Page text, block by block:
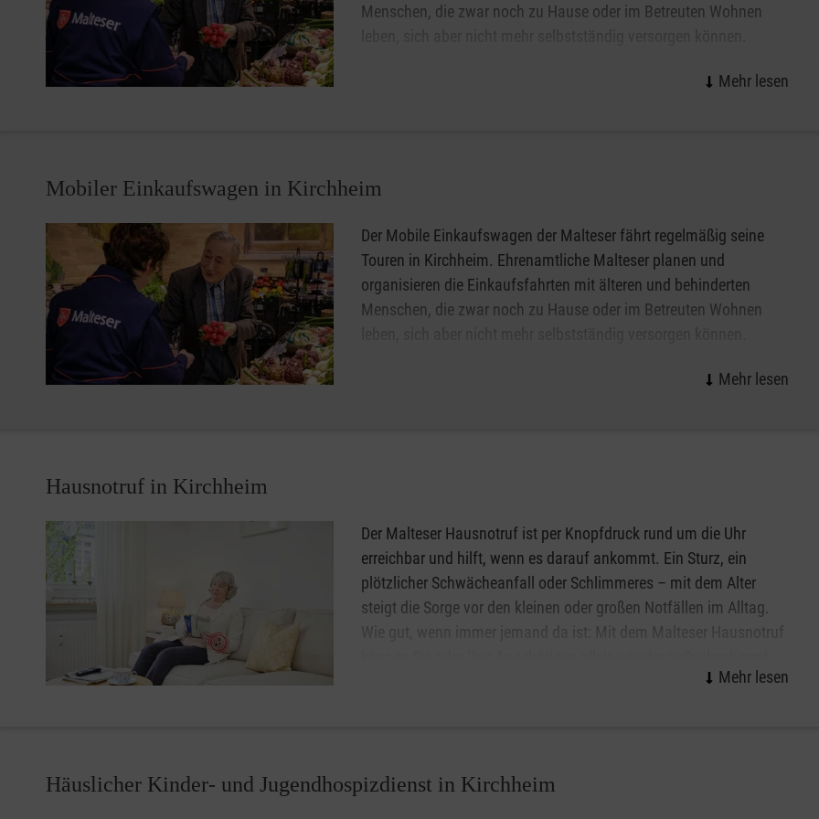
Akut Impfungen
Der Fahrdienst im Ärztlichen Bereitschaftsdienst (ÄBD)
besetzt mit Rettungshelfer-/Rettungssanitäter der Malteser und einem Arzt / einer Ärztin durchgeführt. Die
Menschen, die zwar noch zu Hause oder im Betreuten Wohnen
Der Mobile Einkaufswagen ermöglicht oder erleichtert auf ganz
Mobiler Einkaufswagen in Kirchheim
Der Mobile Einkaufswagen der Malteser fährt regelmäßig seine
Touren in Kirchheim. Ehrenamtliche Malteser planen und
organisieren die Einkaufsfahrten mit älteren und behinderten
Menschen, die zwar noch zu Hause oder im Betreuten Wohnen
Der Mobile Einkaufswagen ermöglicht oder erleichtert auf ganz
Hausnotruf in Kirchheim
Der Malteser Hausnotruf ist per Knopfdruck rund um die Uhr
erreichbar und hilft, wenn es darauf ankommt. Ein Sturz, ein
plötzlicher Schwächeanfall oder Schlimmeres – mit dem Alter
steigt die Sorge vor den kleinen oder großen Notfällen im Alltag.
Wie gut, wenn immer jemand da ist: Mit dem Malteser Hausnotruf
und unbeschwert zu Hause in Kirchheim leben. Das kleine,
Lassen Sie sich unter 0800 9966006 (gebührenfrei)
beraten und erhalten weitere Informationen zum Malteser
Hausnotruf in Kirchheim.
Häuslicher Kinder- und Jugendhospizdienst in Kirchheim